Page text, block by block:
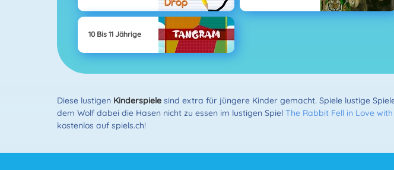
10 Bis 11 Jährige
Diese lustigen Kinderspiele sind extra für jüngere Kinder gemacht. Spiele lustige
dem Wolf dabei die Hasen nicht zu essen im lustigen Spiel The Rabbit Fell in Love
kostenlos auf spiels.ch!